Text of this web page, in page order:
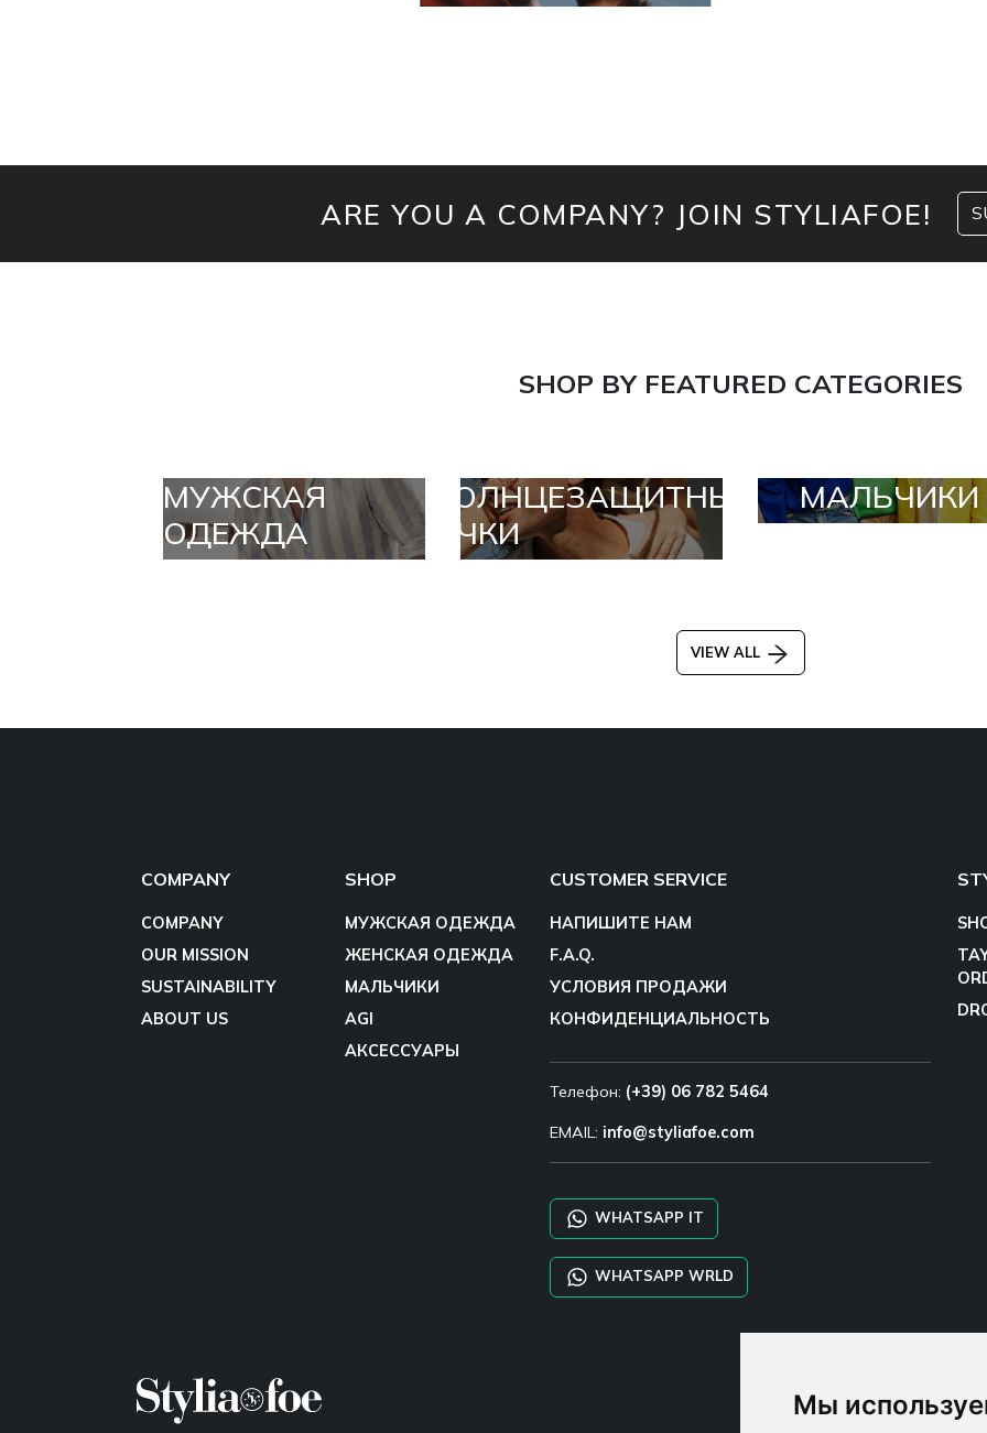
Мы
ARE YOU A COMPANY? JOIN STYLIAFOE!
SHOP BY FEATURED CATEGORIES
МУЖСКАЯ
ОДЕЖДА
СОЛНЦЕЗАЩИТНЫЕ
ОЧКИ
МАЛЬЧИКИ
VIEW ALL
COMPANY
COMPANY
OUR MISSION
SUSTAINABILITY
ABOUT US
SHOP
МУЖСКАЯ ОДЕЖДА
ЖЕНСКАЯ ОДЕЖДА
МАЛЬЧИКИ
AGI
АКСЕССУАРЫ
CUSTOMER SERVICE
НАПИШИТЕ НАМ
F.A.Q.
УСЛОВИЯ ПРОДАЖИ
КОНФИДЕНЦИАЛЬНОСТЬ
Телефон: (+39) 06 782 5464
EMAIL: info@styliafoe.com
WHATSAPP IT
WHATSAPP WRLD